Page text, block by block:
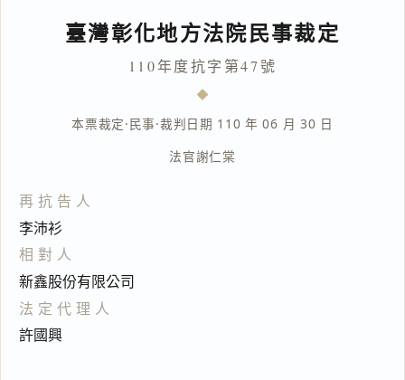
臺灣彰化地方法院民事裁定
110年度抗字第47號
本票裁定·民事·裁判日期 110 年 06 月 30 日
法官謝仁棠
再抗告人
李沛衫
相對人
新鑫股份有限公司
法定代理人
許國興